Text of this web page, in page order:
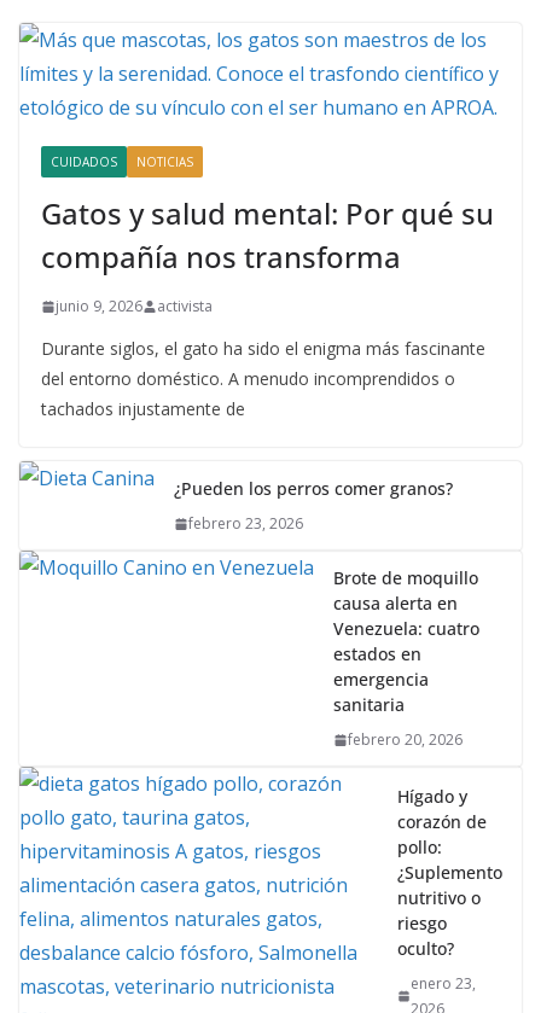
CUIDADOS NOTICIAS
Gatos y salud mental: Por qué su
compañía nos transforma
junio 9, 2026 activista
Durante siglos, el gato ha sido el enigma más fascinante
del entorno doméstico. A menudo incomprendidos o
tachados injustamente de
¿Pueden los perros comer granos?
febrero 23, 2026
Brote de moquillo
causa alerta en
Venezuela: cuatro
estados en
emergencia
sanitaria
febrero 20, 2026
Hígado y
corazón de
pollo:
¿Suplemento
nutritivo o
riesgo
oculto?
enero 23,
2026